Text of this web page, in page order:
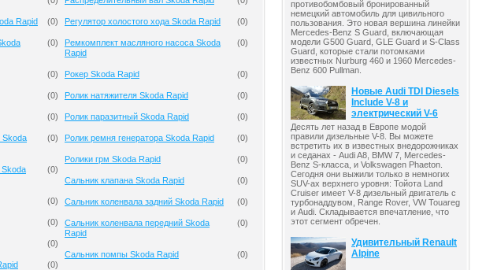
Rapid (0)
(0)
(0)
(0)
(0)
Skoda
(0)
Skoda
(0)
(0)
(0)
(0)
(0)
Регулятор холостого хода Skoda Rapid (0)
Ремкомплект масляного насоса Skoda
Rapid
(0)
Рокер Skoda Rapid (0)
Ролик натяжителя Skoda Rapid (0)
Ролик паразитный Skoda Rapid (0)
Ролик ремня генератора Skoda Rapid (0)
Ролики грм Skoda Rapid (0)
Сальник клапана Skoda Rapid (0)
Сальник коленвала задний Skoda Rapid (0)
Сальник коленвала передний Skoda
Rapid
(0)
Сальник помпы Skoda Rapid (0)
противобомбовый бронированный
немецкий автомобиль для цивильного
пользования. Это новая вершина линейки
Mercedes-Benz S Guard, включающая
модели G500 Guard, GLE Guard и S-Class
Guard, которые стали потомками
известных Nurburg 460 и 1960 Mercedes-
Benz 600 Pullman.
Новые Audi TDI Diesels
Include V-8 и
электрический V-6
Десять лет назад в Европе модой
правили дизельные V-8. Вы можете
встретить их в известных внедорожниках
и седанах - Audi A8, BMW 7, Mercedes-
Benz S-класса, и Volkswagen Phaeton.
Сегодня они выжили только в немногих
SUV-ах верхнего уровня: Тойота Land
Cruiser имеет V-8 дизельный двигатель с
турбонаддувом, Range Rover, VW Touareg
и Audi. Складывается впечатление, что
этот сегмент обречен.
Удивительный Renault
Alpine